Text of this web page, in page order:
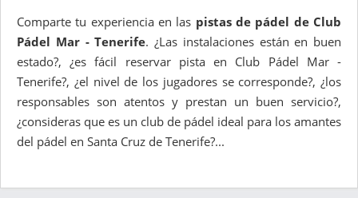
Comparte tu experiencia en las pistas de pádel de Club
Pádel Mar - Tenerife. ¿Las instalaciones están en buen
estado?, ¿es fácil reservar pista en Club Pádel Mar -
Tenerife?, ¿el nivel de los jugadores se corresponde?, ¿los
responsables son atentos y prestan un buen servicio?,
¿consideras que es un club de pádel ideal para los amantes
del pádel en Santa Cruz de Tenerife?...